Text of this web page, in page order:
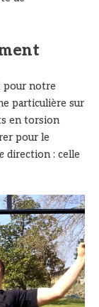
pour notre
particulière sur
en torsion
pour le
direction : celle